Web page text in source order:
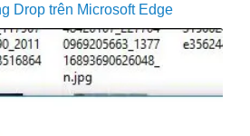
Drop trên Microsoft Edge